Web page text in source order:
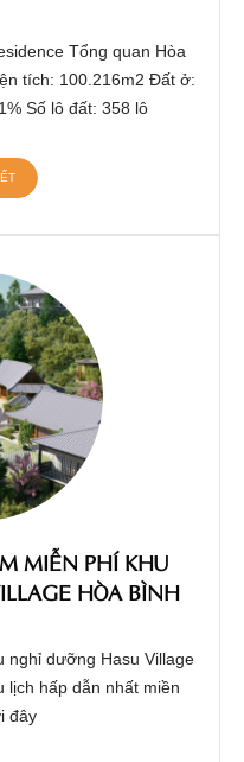
Tổng quan Hòa
tích: 100.216m2 Đất ở:
Số lô đất: 358 lô
MIỄN PHÍ KHU
HÒA BÌNH
nghỉ dưỡng Hasu Village
lịch hấp dẫn nhất miền
đây